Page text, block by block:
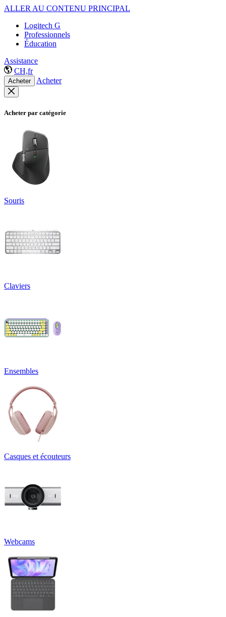
ALLER AU CONTENU PRINCIPAL
Logitech G
Professionnels
Éducation
Assistance
CH,fr
Acheter Acheter
Acheter par catégorie
Souris
Claviers
Ensembles
Casques et écouteurs
Webcams